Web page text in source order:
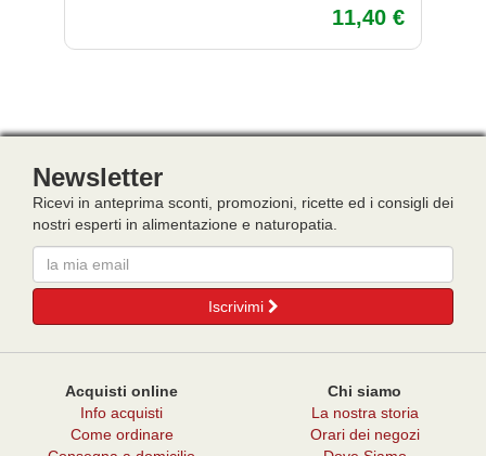
11,40 €
Newsletter
Ricevi in anteprima sconti, promozioni, ricette ed i consigli dei
nostri esperti in alimentazione e naturopatia.
Email
Iscrivimi
Acquisti online
Info acquisti
Come ordinare
Chi siamo
La nostra storia
Orari dei negozi